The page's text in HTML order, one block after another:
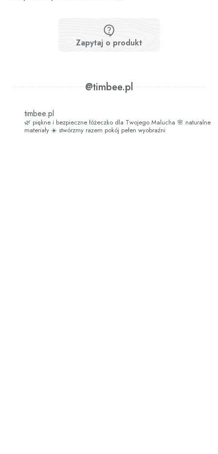
Zapytaj o produkt
@timbee.pl
timbee.pl
🌿 piękne i bezpieczne łóżeczko dla Twojego Malucha 🌸 naturalne
materiały ☀️ stwórzmy razem pokój pełen wyobraźni